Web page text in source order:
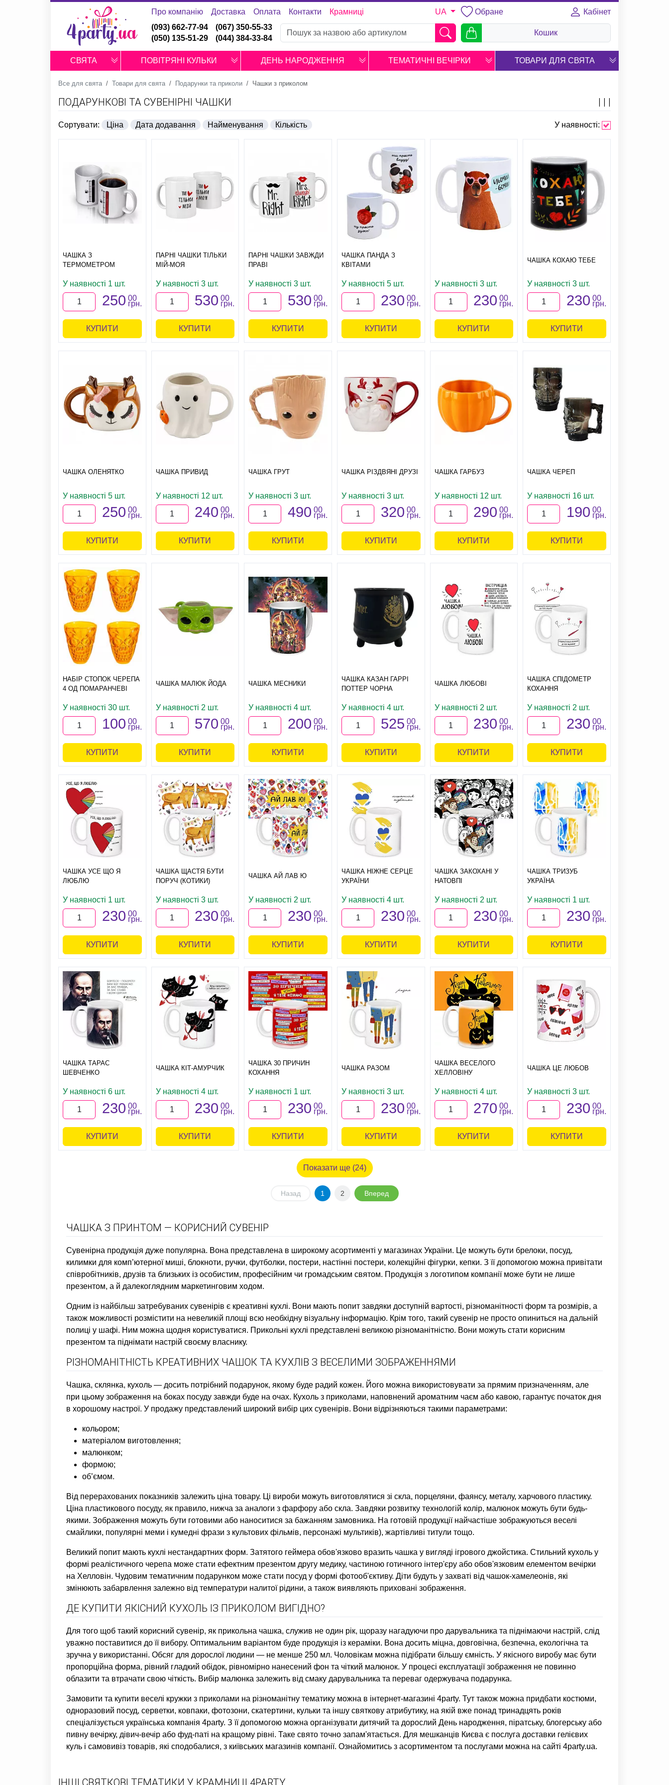
Про компанію Доставка Оплата Контакти Крамниці UA Обране
Кабінет
(093) 662-77-94
(050) 135-51-29
(067) 350-55-33
(044) 384-33-84
Кошик
СВЯТА ПОВІТРЯНІ КУЛЬКИ ДЕНЬ НАРОДЖЕННЯ ТЕМАТИЧНІ ВЕЧІРКИ ТОВАРИ ДЛЯ СВЯТА
Все для свята Товари для свята Подарунки та приколи Чашки з приколом
ПОДАРУНКОВІ ТА СУВЕНІРНІ ЧАШКИ
Сортувати: Ціна Дата додавання Найменування Кількість У наявності:
ЧАШКА З
ТЕРМОМЕТРОМ
У наявності 1 шт.
250 00
грн.
КУПИТИ
ПАРНІ ЧАШКИ ТІЛЬКИ
МІЙ-МОЯ
У наявності 3 шт.
530 00
грн.
КУПИТИ
ПАРНІ ЧАШКИ ЗАВЖДИ
ПРАВІ
У наявності 3 шт.
530 00
грн.
КУПИТИ
ЧАШКА ПАНДА З
КВІТАМИ
У наявності 5 шт.
230 00
грн.
КУПИТИ
У наявності 3 шт.
230 00
грн.
КУПИТИ
ЧАШКА КОХАЮ ТЕБЕ
У наявності 3 шт.
230 00
грн.
КУПИТИ
ЧАШКА ОЛЕНЯТКО
У наявності 5 шт.
250 00
грн.
КУПИТИ
ЧАШКА ПРИВИД
У наявності 12 шт.
240 00
грн.
КУПИТИ
ЧАШКА ГРУТ
У наявності 3 шт.
490 00
грн.
КУПИТИ
ЧАШКА РІЗДВЯНІ ДРУЗІ
У наявності 3 шт.
320 00
грн.
КУПИТИ
ЧАШКА ГАРБУЗ
У наявності 12 шт.
290 00
грн.
КУПИТИ
ЧАШКА ЧЕРЕП
У наявності 16 шт.
190 00
грн.
КУПИТИ
НАБІР СТОПОК ЧЕРЕПА
4 ОД ПОМАРАНЧЕВІ
У наявності 30 шт.
100 00
грн.
КУПИТИ
ЧАШКА МАЛЮК ЙОДА
У наявності 2 шт.
570 00
грн.
КУПИТИ
ЧАШКА МЕСНИКИ
У наявності 4 шт.
200 00
грн.
КУПИТИ
ЧАШКА КАЗАН ГАРРІ
ПОТТЕР ЧОРНА
У наявності 4 шт.
525 00
грн.
КУПИТИ
ЧАШКА ЛЮБОВІ
У наявності 2 шт.
230 00
грн.
КУПИТИ
ЧАШКА СПІДОМЕТР
КОХАННЯ
У наявності 2 шт.
230 00
грн.
КУПИТИ
ЧАШКА УСЕ ЩО Я
ЛЮБЛЮ
У наявності 1 шт.
230 00
грн.
КУПИТИ
ЧАШКА ЩАСТЯ БУТИ
ПОРУЧ (КОТИКИ)
У наявності 3 шт.
230 00
грн.
КУПИТИ
ЧАШКА АЙ ЛАВ Ю
У наявності 2 шт.
230 00
грн.
КУПИТИ
ЧАШКА НІЖНЕ СЕРЦЕ
УКРАЇНИ
У наявності 4 шт.
230 00
грн.
КУПИТИ
ЧАШКА ЗАКОХАНІ У
НАТОВПІ
У наявності 2 шт.
230 00
грн.
КУПИТИ
ЧАШКА ТРИЗУБ
УКРАЇНА
У наявності 1 шт.
230 00
грн.
КУПИТИ
ЧАШКА ТАРАС
ШЕВЧЕНКО
У наявності 6 шт.
230 00
грн.
КУПИТИ
ЧАШКА КІТ-АМУРЧИК
У наявності 4 шт.
230 00
грн.
КУПИТИ
ЧАШКА 30 ПРИЧИН
КОХАННЯ
У наявності 1 шт.
230 00
грн.
КУПИТИ
ЧАШКА РАЗОМ
У наявності 3 шт.
230 00
грн.
КУПИТИ
ЧАШКА ВЕСЕЛОГО
ХЕЛЛОВІНУ
У наявності 4 шт.
270 00
грн.
КУПИТИ
ЧАШКА ЦЕ ЛЮБОВ
У наявності 3 шт.
230 00
грн.
КУПИТИ
Показати ще (24)
Назад 1 2 Вперед
ЧАШКА З ПРИНТОМ — КОРИСНИЙ СУВЕНІР
Сувенірна продукція дуже популярна. Вона представлена ​​в широкому асортименті у магазинах України. Це можуть бути брелоки, посуд,
килимки для комп’ютерної миші, блокноти, ручки, футболки, постери, настінні постери, колекційні фігурки, кепки. З її допомогою можна привітати
співробітників, друзів та близьких із особистим, професійним чи громадським святом. Продукція з логотипом компанії може бути не лише
презентом, а й далекоглядним маркетинговим ходом.
Одним із найбільш затребуваних сувенірів є креативні кухлі. Вони мають попит завдяки доступній вартості, різноманітності форм та розмірів, а
також можливості розмістити на невеликій площі всю необхідну візуальну інформацію. Крім того, такий сувенір не просто опиниться на дальній
полиці у шафі. Ним можна щодня користуватися. Прикольні кухлі представлені великою різноманітністю. Вони можуть стати корисним
презентом та піднімати настрій своєму власнику.
РІЗНОМАНІТНІСТЬ КРЕАТИВНИХ ЧАШОК ТА КУХЛІВ З ВЕСЕЛИМИ ЗОБРАЖЕННЯМИ
Чашка, склянка, кухоль — досить потрібний подарунок, якому буде радий кожен. Його можна використовувати за прямим призначенням, але
при цьому зображення на боках посуду завжди буде на очах. Кухоль з приколами, наповнений ароматним чаєм або кавою, гарантує початок дня
в хорошому настрої. У продажу представлений широкий вибір цих сувенірів. Вони відрізняються такими параметрами:
кольором;
матеріалом виготовлення;
малюнком;
формою;
об’ємом.
Від перерахованих показників залежить ціна товару. Ці вироби можуть виготовлятися зі скла, порцеляни, фаянсу, металу, харчового пластику.
Ціна пластикового посуду, як правило, нижча за аналоги з фарфору або скла. Завдяки розвитку технологій колір, малюнок можуть бути будь-
якими. Зображення можуть бути готовими або наноситися за бажанням замовника. На готовій продукції найчастіше зображуються веселі
смайлики, популярні меми і кумедні фрази з культових фільмів, персонажі мультиків), жартівливі титули тощо.
Великий попит мають кухлі нестандартних форм. Затятого геймера обов'язково вразить чашка у вигляді ігрового джойстика. Стильний кухоль у
формі реалістичного черепа може стати ефектним презентом другу медику, частиною готичного інтер'єру або обов'язковим елементом вечірки
на Хелловін. Чудовим тематичним подарунком може стати посуд у формі фотооб'єктиву. Діти будуть у захваті від чашок-хамелеонів, які
змінюють забарвлення залежно від температури налитої рідини, а також виявляють приховані зображення.
ДЕ КУПИТИ ЯКІСНИЙ КУХОЛЬ ІЗ ПРИКОЛОМ ВИГІДНО?
Для того щоб такий корисний сувенір, як прикольна чашка, служив не один рік, щоразу нагадуючи про дарувальника та піднімаючи настрій, слід
уважно поставитися до її вибору. Оптимальним варіантом буде продукція із кераміки. Вона досить міцна, довговічна, безпечна, екологічна та
зручна у використанні. Обсяг для дорослої людини — не менше 250 мл. Чоловікам можна підібрати більшу ємність. У якісного виробу має бути
пропорційна форма, рівний гладкий обідок, рівномірно нанесений фон та чіткий малюнок. У процесі експлуатації зображення не повинно
облазити та втрачати свою чіткість. Вибір малюнка залежить від смаку дарувальника та переваг одержувача подарунка.
Замовити та купити веселі кружки з приколами на різноманітну тематику можна в інтернет-магазині 4party. Тут також можна придбати костюми,
одноразовий посуд, серветки, ковпаки, фотозони, скатертини, кульки та іншу святкову атрибутику, на якій вже понад тринадцять років
спеціалізується українська компанія 4party. З її допомогою можна організувати дитячий та дорослий День народження, піратську, блогерську або
пивну вечірку, дівич-вечір або фуд-паті на кращому рівні. Таке свято точно запам'ятається. Для мешканців Києва є послуга доставки гелієвих
куль і самовивіз товарів, які сподобалися, з київських магазинів компанії. Ознайомитись з асортиментом та послугами можна на сайті 4party.ua.